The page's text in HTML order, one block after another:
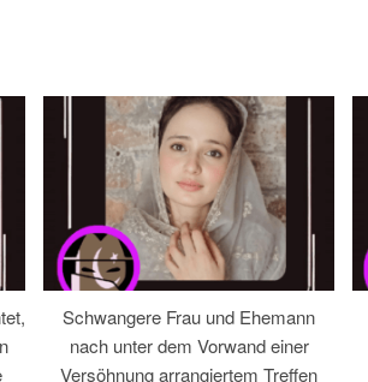
Schwangere Frau und Ehemann
nach unter dem Vorwand einer
Versöhnung arrangiertem Treffen